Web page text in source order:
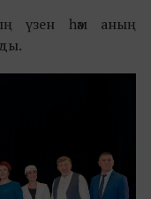
үзен һәм аның